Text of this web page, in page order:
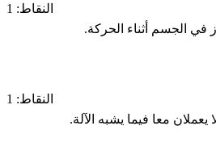
النقاط: 1
في الجسم أثناء الحركة.
النقاط: 1
معا فيما يشبه الآلة.